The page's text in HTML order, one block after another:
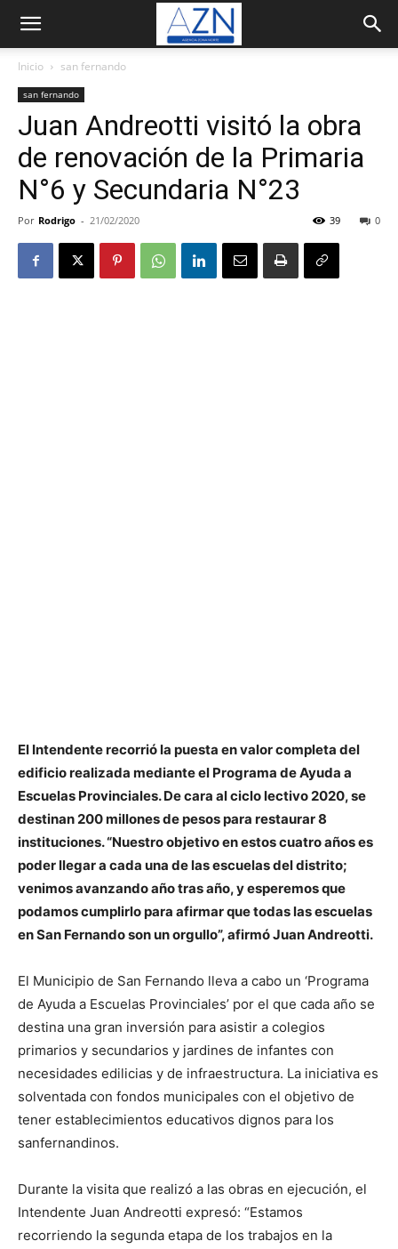
Inicio san fernando
san fernando
Juan Andreotti visitó la obra
de renovación de la Primaria
N°6 y Secundaria N°23
Por Rodrigo - 21/02/2020 0
39
El Intendente recorrió la puesta en valor completa del
edificio realizada mediante el Programa de Ayuda a
Escuelas Provinciales. De cara al ciclo lectivo 2020, se
destinan 200 millones de pesos para restaurar 8
instituciones. “Nuestro objetivo en estos cuatro años es
poder llegar a cada una de las escuelas del distrito;
venimos avanzando año tras año, y esperemos que
podamos cumplirlo para afirmar que todas las escuelas
en San Fernando son un orgullo”, afirmó Juan Andreotti.
El Municipio de San Fernando lleva a cabo un ‘Programa
de Ayuda a Escuelas Provinciales’ por el que cada año se
destina una gran inversión para asistir a colegios
primarios y secundarios y jardines de infantes con
necesidades edilicias y de infraestructura. La iniciativa es
solventada con fondos municipales con el objetivo de
tener establecimientos educativos dignos para los
sanfernandinos.
Durante la visita que realizó a las obras en ejecución, el
Intendente Juan Andreotti expresó: “Estamos
recorriendo la segunda etapa de los trabajos en la